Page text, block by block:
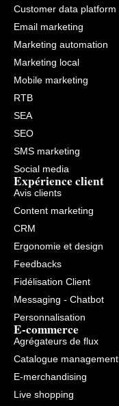
Customer data platform
Email marketing
Marketing automation
Marketing local
Mobile marketing
RTB
SEA
SEO
SMS marketing
Social media
Expérience client
Avis clients
Content marketing
CRM
Ergonomie et design
Feedbacks
Fidélisation Client
Messaging - Chatbot
Personnalisation
E-commerce
Agrégateurs de flux
Catalogue management
E-merchandising
Live shopping